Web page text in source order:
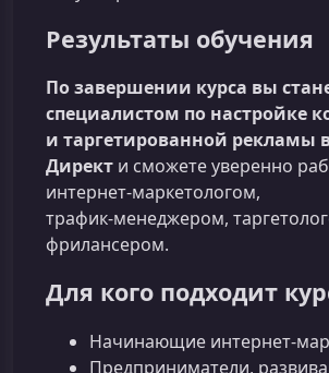
Результаты обучения
По завершении курса вы
специалистом по настройке
и таргетированной рекламы
Директ и сможете уверенно
интернет‑маркетологом,
трафик‑менеджером,
фрилансером.
Для кого подходит
Начинающие
Предприниматели,